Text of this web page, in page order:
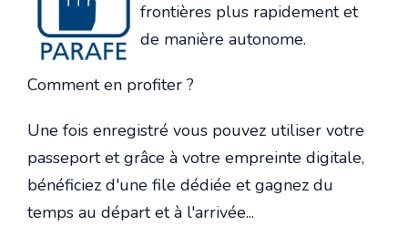
frontières plus rapidement et
de manière autonome.
Comment en profiter ?
Une fois enregistré vous pouvez utiliser votre
passeport et grâce à votre empreinte digitale,
bénéficiez d'une file dédiée et gagnez du
temps au départ et à l'arrivée...